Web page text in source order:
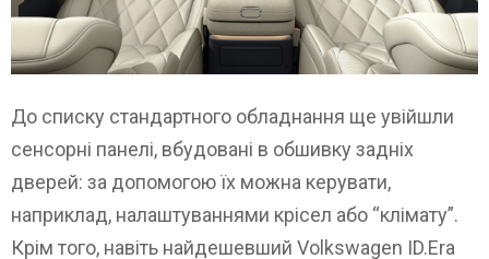
До списку стандартного обладнання ще увійшли
сенсорні панелі, вбудовані в обшивку задніх
дверей: за допомогою їх можна керувати,
наприклад, налаштуваннями крісел або “клімату”.
Крім того, навіть найдешевший Volkswagen ID.Era